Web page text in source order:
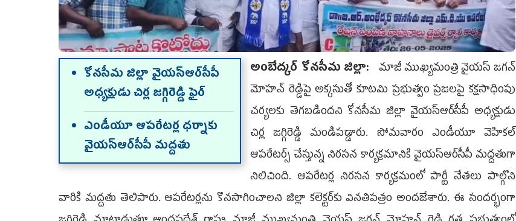
కోన‌సీమ జిల్లా వైయ‌స్ఆర్‌సీపీ
అధ్య‌క్షుడు చిర్ల జ‌గ్గిరెడ్డి ఫైర్‌
ఎండీయూ ఆప‌రేట‌ర్ల ధ‌ర్నాకు
వైయ‌స్ఆర్‌సీపీ మ‌ద్ద‌తు
అంబేద్క‌ర్ కోన‌సీమ జిల్లా: మాజీ ముఖ్య‌మంత్రి వైయ‌స్ జ‌గ‌న్
మోహ‌న్ రెడ్డిపై అక్క‌సుతో కూట‌మి ప్ర‌భుత్వం ప్ర‌జ‌ల‌పై క‌క్ష‌సాధింపు
చ‌ర్య‌ల‌కు తెగ‌బ‌డింద‌ని కోన‌సీమ జిల్లా వైయ‌స్ఆర్‌సీపీ అధ్య‌క్షుడు
చిర్ల జ‌గ్గిరెడ్డి మండిప‌డ్డారు. సోమ‌వారం ఎండీయూ వెహికల్
ఆపరేటర్స్ చేస్తున్న నిరసన కార్యక్రమానికి వైయ‌స్ఆర్‌సీపీ మ‌ద్ద‌తుగా
నిలిచింది. ఆప‌రేట‌ర్ల నిర‌స‌న కార్య‌క్ర‌మంలో పార్టీ నేత‌లు పాల్గొని
వారికి మద్దతు తెలిపారు. ఆప‌రేట‌ర్లను కొన‌సాగించాల‌ని జిల్లా క‌లెక్ట‌ర్‌కు విన‌తిప‌త్రం అంద‌జేశారు. ఈ సంద‌ర్భంగా